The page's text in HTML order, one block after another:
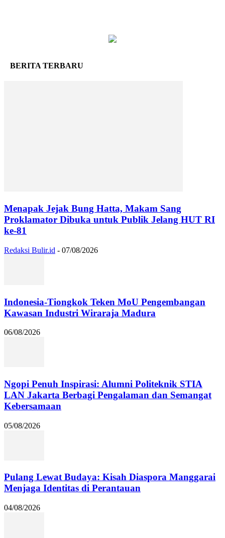
BERITA TERBARU
Menapak Jejak Bung Hatta, Makam Sang
Proklamator Dibuka untuk Publik Jelang HUT RI
ke-81
Redaksi Bulir.id - 07/08/2026
Indonesia-Tiongkok Teken MoU Pengembangan
Kawasan Industri Wiraraja Madura
06/08/2026
Ngopi Penuh Inspirasi: Alumni Politeknik STIA
LAN Jakarta Berbagi Pengalaman dan Semangat
Kebersamaan
05/08/2026
Pulang Lewat Budaya: Kisah Diaspora Manggarai
Menjaga Identitas di Perantauan
04/08/2026